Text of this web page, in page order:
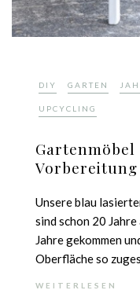
DIY GARTEN
UPCYCLING
Unsere blau
sind schon 20
Jahre gekommen
Oberfläche so
WEITERLESEN